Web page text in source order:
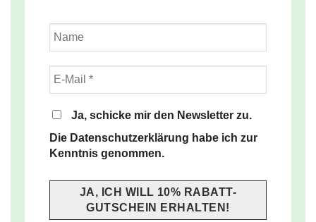
Ja, schicke mir den Newsletter zu.
Die Datenschutzerklärung habe ich zur
Kenntnis genommen.